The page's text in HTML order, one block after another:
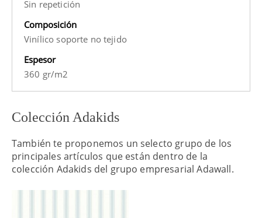
Sin repetición
Composición
Vinílico soporte no tejido
Espesor
360 gr/m2
Colección Adakids
También te proponemos un selecto grupo de los
principales artículos que están dentro de la
colección Adakids del grupo empresarial Adawall.